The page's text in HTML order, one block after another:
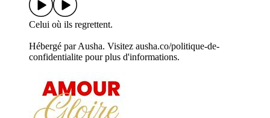
Celui où ils regrettent.
Hébergé par Ausha. Visitez ausha.co/politique-de-
confidentialite pour plus d'informations.